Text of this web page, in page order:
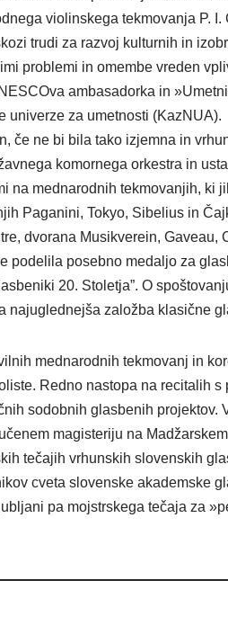
violinskega tekmovanja P.
trudi za razvoj kulturnih in
problemi in omembe vreden
ambasadorka in
univerze za umetnosti (KazNUA).
če ne bi bila tako izjemna in
komornega orkestra in
na mednarodnih tekmovanjih, ki
Paganini, Tokyo, Sibelius in
dvorana Musikverein,
podelila posebno medaljo za
20. Stoletja”. O
založba klasične
mednarodnih tekmovanj in
Redno nastopa na recitalih
sodobnih glasbenih
magisteriju na
tečajih vrhunskih slovenskih
cveta slovenske akademske
pa mojstrskega tečaja za